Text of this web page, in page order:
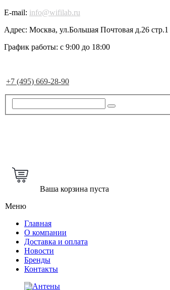
E-mail: info@wifilab.ru
Адрес: Москва, ул.Большая Почтовая д.26
График работы: с 9:00 до 18:00
+7 (495) 669-28-90
Ваша корзина пуста
Меню
Главная
О компании
Доставка и оплата
Новости
Бренды
Контакты